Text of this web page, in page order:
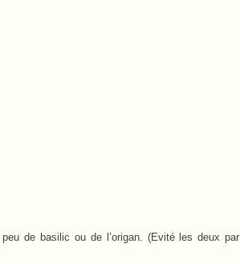
de basilic ou de l’origan. (Evité les deux par